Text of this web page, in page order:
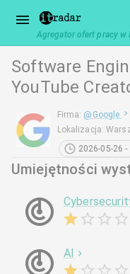
Agregator ofert pracy w
Software
YouTube
Firma: @ Google
Lokalizacja:
2026-05-26
Umiejętności
AI